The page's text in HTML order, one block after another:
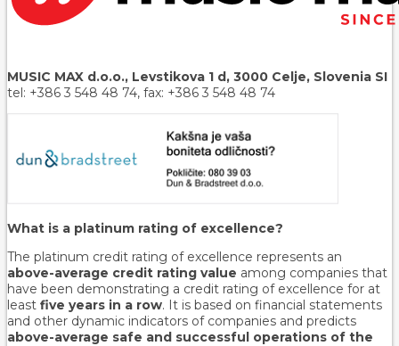
MUSIC MAX d.o.o., Levstikova 1 d, 3000 Celje, Slovenia SI
tel: +386 3 548 48 74, fax: +386 3 548 48 74
What is a platinum rating of excellence?
The platinum credit rating of excellence represents an
above-average credit rating value among companies that
have been demonstrating a credit rating of excellence for at
least five years in a row. It is based on financial statements
and other dynamic indicators of companies and predicts
above-average safe and successful operations of the